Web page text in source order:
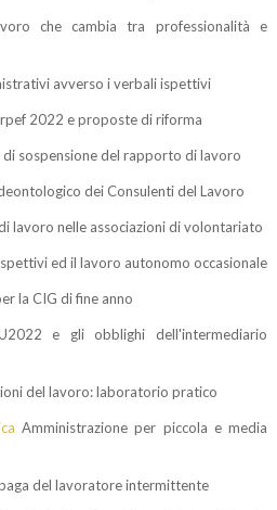
che cambia tra professionalità e
avverso i verbali ispettivi
2022 e proposte di riforma
di sospensione del rapporto di lavoro
dei Consulenti del Lavoro
lavoro nelle associazioni di volontariato
ed il lavoro autonomo occasionale
la CIG di fine anno
e gli obblighi dell'intermediario
del lavoro: laboratorio pratico
Amministrazione per piccola e media
del lavoratore intermittente